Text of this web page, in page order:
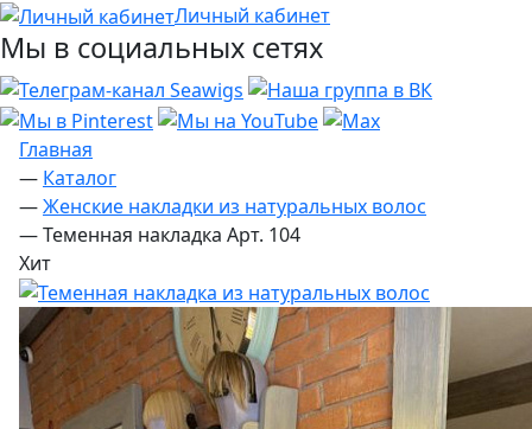
Личный кабинет
Мы в социальных сетях
Главная
— Каталог
—Женские накладки из натуральных волос
—Теменная накладка Арт. 104
Хит